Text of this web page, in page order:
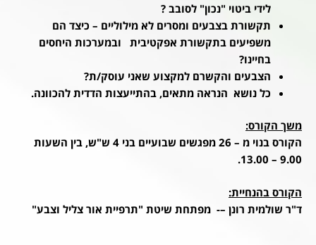
לידי ביטוי "נכון" לסובב ?
תקשורת בצבעים ומסרים לא מילוליים – כיצד הם
משפיעים בתקשורת אפקטיבית ובמערכות היחסים
בחיינו?
הצבעים והקשרם למקצוע שאני עוסק/ת?
כל נושא הנראה מתאים, בהתייעצות הדדית להכוונה.
משך הקורס:
הקורס בנוי מ – 26 מפגשים שבועיים בני 4 ש"ש, בין השעות
9.00 – 13.00.
הקורס בהנחיית:
ד"ר שולמית רונן –- מפתחת שיטת "תרפיית אור צליל וצבע"